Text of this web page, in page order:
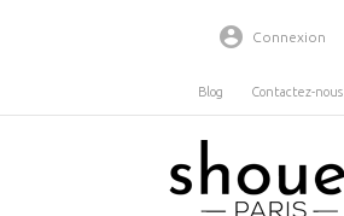
Connexion
Blog Contactez-nous